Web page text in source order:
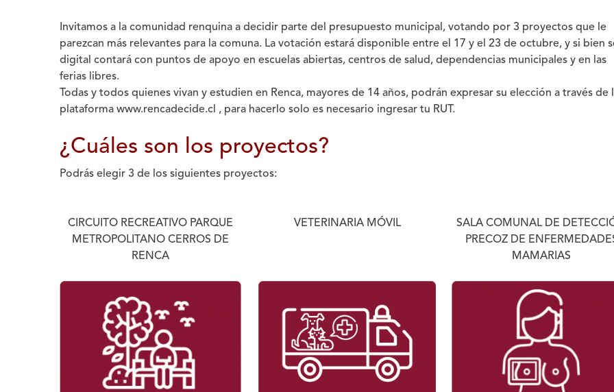
Invitamos a la comunidad renquina a decidir parte del presupuesto municipal, votando por 3 proyectos que le
parezcan más relevantes para la comuna. La votación estará disponible entre el 17 y el 23 de octubre, y si bien
digital contará con puntos de apoyo en escuelas abiertas, centros de salud, dependencias municipales y en las
ferias libres.
Todas y todos quienes vivan y estudien en Renca, mayores de 14 años, podrán expresar su elección a través de
plataforma www.rencadecide.cl , para hacerlo solo es necesario ingresar tu RUT.
¿Cuáles son los proyectos?
Podrás elegir 3 de los siguientes proyectos:
CIRCUITO RECREATIVO PARQUE
METROPOLITANO CERROS DE
RENCA
VETERINARIA MÓVIL
SALA COMUNAL DE
PRECOZ DE
MAMARIAS